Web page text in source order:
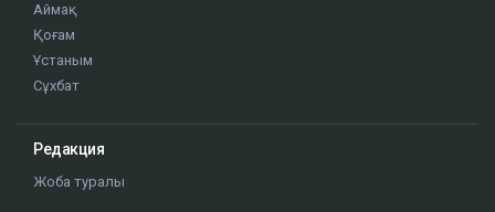
Аймақ
Қоғам
Ұстаным
Сұхбат
Редакция
Жоба туралы